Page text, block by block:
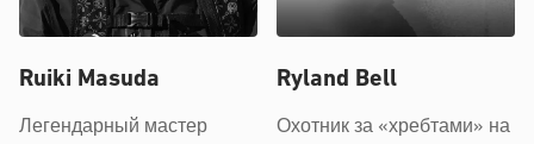
Ruiki Masuda
Легендарный мастер
Ryland Bell
Охотник за «хребтами» на